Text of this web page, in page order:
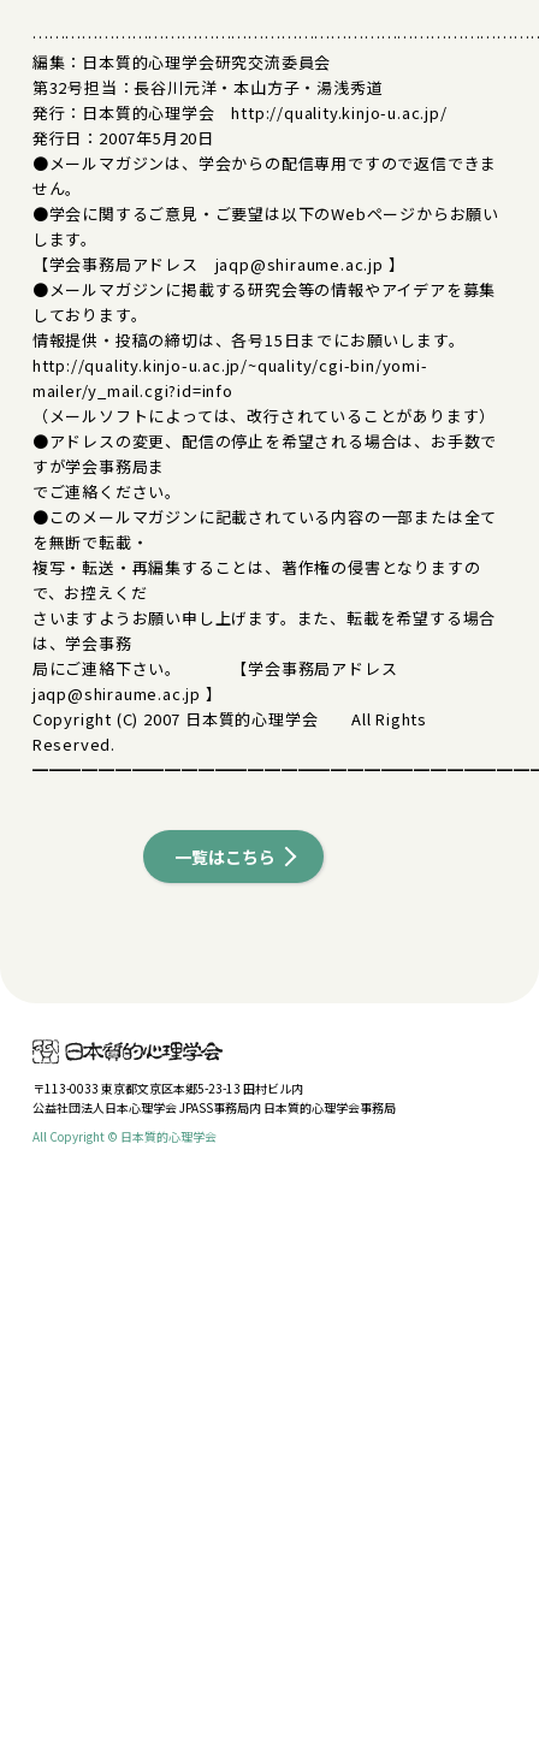
編集：日本質的心理学会研究交流委員会
第32号担当：長谷川元洋・本山方子・湯浅秀道
発行：日本質的心理学会 http://quality.kinjo-u.ac.jp/
発行日：2007年5月20日
●メールマガジンは、学会からの配信専用ですので返信できま
せん。
●学会に関するご意見・ご要望は以下のWebページからお願い
します。
【学会事務局アドレス jaqp@shiraume.ac.jp 】
●メールマガジンに掲載する研究会等の情報やアイデアを募集
しております。
情報提供・投稿の締切は、各号15日までにお願いします。
http://quality.kinjo-u.ac.jp/~quality/cgi-bin/yomi-
mailer/y_mail.cgi?id=info
（メールソフトによっては、改行されていることがあります）
●アドレスの変更、配信の停止を希望される場合は、お手数で
すが学会事務局ま
でご連絡ください。
●このメールマガジンに記載されている内容の一部または全て
を無断で転載・
複写・転送・再編集することは、著作権の侵害となりますの
で、お控えくだ
さいますようお願い申し上げます。また、転載を希望する場合
は、学会事務
局にご連絡下さい。 【学会事務局アドレス
jaqp@shiraume.ac.jp 】
Copyright (C) 2007 日本質的心理学会 All Rights
Reserved.
一覧はこちら
〒113-0033 東京都文京区本郷5-23-13 田村ビル内
公益社団法人日本心理学会 JPASS事務局内 日本質的心理学会事務局
All Copyright © 日本質的心理学会